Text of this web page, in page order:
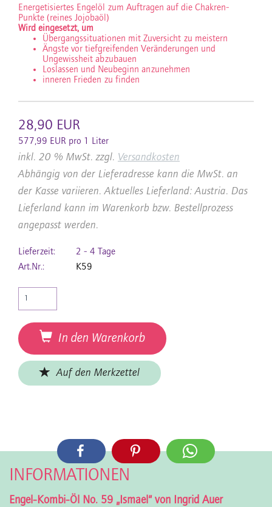
Energetisiertes Engelöl zum Auftragen auf die Chakren-
Punkte (reines Jojobaöl)
Wird eingesetzt, um
Übergangssituationen mit Zuversicht zu meistern
Ängste vor tiefgreifenden Veränderungen und
Ungewissheit abzubauen
Loslassen und Neubeginn anzunehmen
inneren Frieden zu finden
28,90 EUR
577,99 EUR pro 1 Liter
inkl. 20 % MwSt. zzgl. Versandkosten
Abhängig von der Lieferadresse kann die MwSt. an
der Kasse variieren. Aktuelles Lieferland: Austria. Das
Lieferland kann im Warenkorb bzw. Bestellprozess
angepasst werden.
Lieferzeit:
2 - 4 Tage
Art.Nr.:
K59
In den Warenkorb
Auf den Merkzettel
INFORMATIONEN
Engel-Kombi-Öl No. 59 „Ismael“ von Ingrid Auer